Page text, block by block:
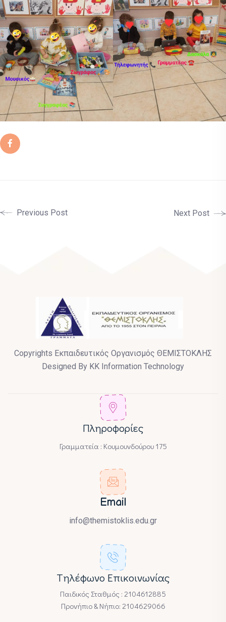
Previous Post Next Post
Copyrights Εκπαιδευτικός Οργανισμός ΘΕΜΙΣΤΟΚΛΗΣ
Designed By KK Information Technology
Πληροφορίες
Γραμματεία : Κουμουνδούρου 175
Email
info@themistoklis.edu.gr
Tηλέφωνο Επικοινωνίας
Παιδικός Σταθμός : 2104612885
Προνήπιο & Νήπιο: 2104629066